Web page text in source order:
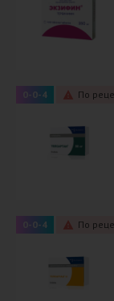
0-0-4 По
0-0-4 По